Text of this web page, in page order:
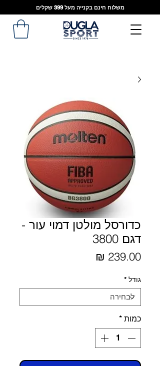
משלוח חינם בקנייה מעל 399 שקלים
כדורסל מולטן דמוי עור -
דגם 3800
גודל *
כמות *